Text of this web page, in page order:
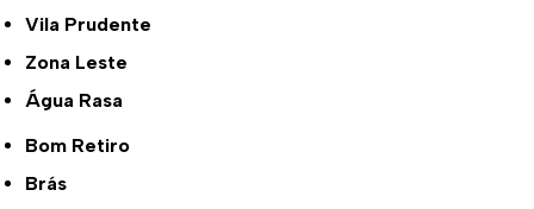
Vila Prudente
Zona Leste
Água Rasa
Bom Retiro
Brás